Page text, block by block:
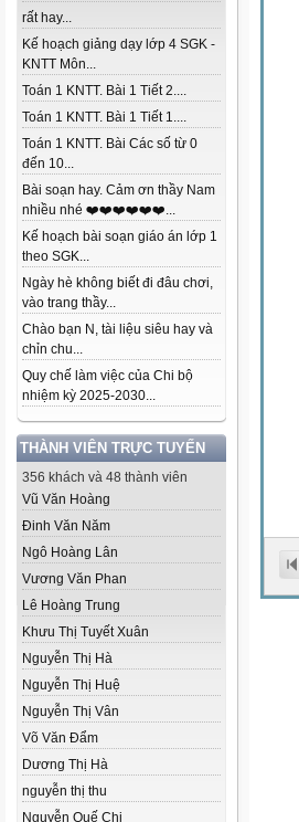
rất hay...
Kế hoạch giảng dạy lớp 4 SGK -
KNTT Môn...
Toán 1 KNTT. Bài 1 Tiết 2....
Toán 1 KNTT. Bài 1 Tiết 1....
Toán 1 KNTT. Bài Các số từ 0
đến 10...
Bài soạn hay. Cảm ơn thầy Nam
nhiều nhé ❤️❤️❤️❤️❤️❤️...
Kế hoạch bài soạn giáo án lớp 1
theo SGK...
Ngày hè không biết đi đâu chơi,
vào trang thầy...
Chào bạn N, tài liệu siêu hay và
chỉn chu...
Quy chế làm việc của Chi bộ
nhiệm kỳ 2025-2030...
THÀNH VIÊN TRỰC TUYẾN
356 khách và 48 thành viên
Vũ Văn Hoàng
Đinh Văn Năm
Ngô Hoàng Lân
Vương Văn Phan
Lê Hoàng Trung
Khưu Thị Tuyết Xuân
Nguyễn Thị Hà
Nguyễn Thị Huệ
Nguyễn Thị Vân
Võ Văn Đẩm
Dương Thị Hà
nguyễn thị thu
Nguyễn Quế Chi